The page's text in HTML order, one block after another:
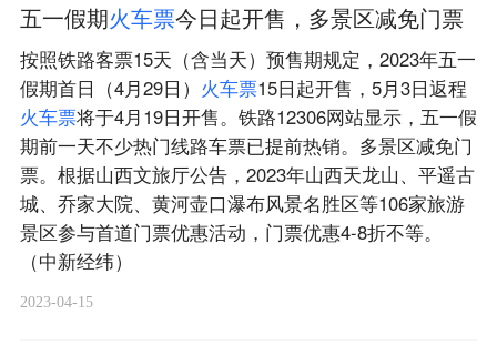
五一假期火车票今日起开售，多景区减免门票
按照铁路客票15天（含当天）预售期规定，2023年五一
假期首日（4月29日） 火车票15日起开售，5月3日返程
火车票将于4月19日开售。铁路12306网站显示，五一假
期前一天不少热门线路车票已提前热销。多景区减免门
票。根据山西文旅厅公告，2023年山西天龙山、平遥古
城、乔家大院、黄河壶口瀑布风景名胜区等106家旅游
景区参与首道门票优惠活动，门票优惠4-8折不等。
（中新经纬）
2023-04-15